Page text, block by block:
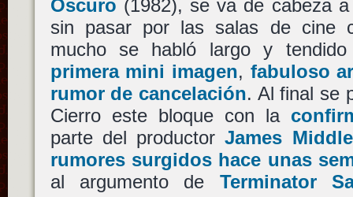
Oscuro (1982), se va de cabeza
sin pasar por las salas de cine
mucho se habló largo y
primera mini imagen, fabuloso
rumor de cancelación. Al final se
Cierro este bloque con la
parte del productorJames
rumores surgidos hace unas
al argumento de Terminator